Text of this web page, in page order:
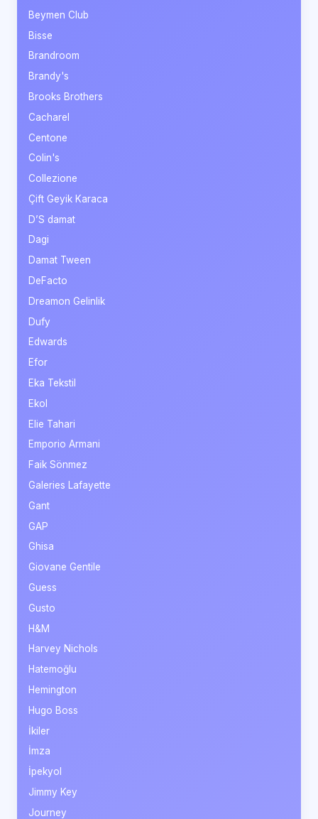
Beymen Club
Bisse
Brandroom
Brandy's
Brooks Brothers
Cacharel
Centone
Colin's
Collezione
Çift Geyik Karaca
D’S damat
Dagi
Damat Tween
DeFacto
Dreamon Gelinlik
Dufy
Edwards
Efor
Eka Tekstil
Ekol
Elie Tahari
Emporio Armani
Faik Sönmez
Galeries Lafayette
Gant
GAP
Ghisa
Giovane Gentile
Guess
Gusto
H&M
Harvey Nichols
Hatemoğlu
Hemington
Hugo Boss
İkiler
İmza
İpekyol
Jimmy Key
Journey